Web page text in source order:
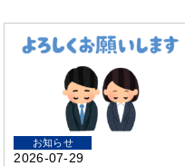
お知らせ
2026-07-29